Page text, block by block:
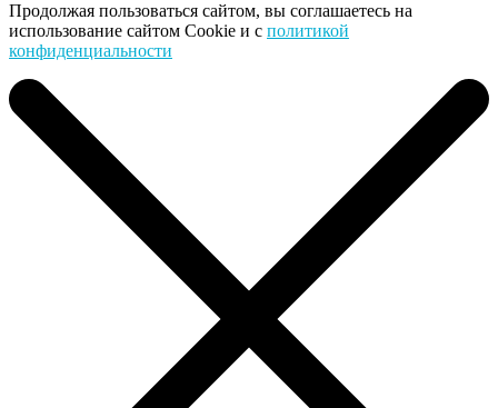
Продолжая пользоваться сайтом, вы соглашаетесь на
использование сайтом Cookie и с политикой
конфиденциальности